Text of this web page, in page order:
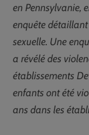
en Pennsylvanie,
enquête détaillant
sexuelle. Une
a révélé des
établissements
enfants ont été
ans dans les